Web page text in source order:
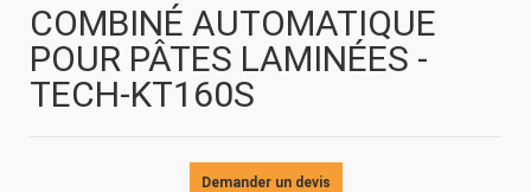
COMBINÉ AUTOMATIQUE
POUR PÂTES LAMINÉES -
TECH-KT160S
Demander un devis